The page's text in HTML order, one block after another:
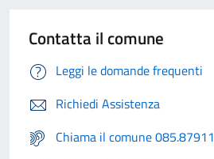
Contatta il comune
Leggi le domande frequenti
Richiedi Assistenza
Chiama il comune 085.87911